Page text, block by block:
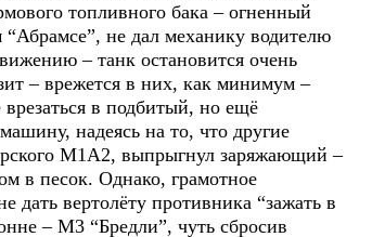
топливного бака – огненный
не дал механику водителю
– танк остановится очень
– врежется в них, как минимум –
в подбитый, но ещё
надеясь на то, что другие
М1А2, выпрыгнул заряжающий –
в песок. Однако, грамотное
дать вертолёту противника “зажать в
– М3 “Бредли”, чуть сбросив